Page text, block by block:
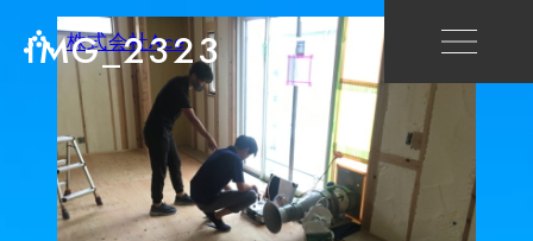
株式会社Ace
IMG_2323